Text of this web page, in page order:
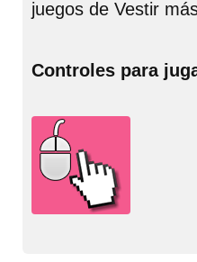
juegos de Vestir
Controles para